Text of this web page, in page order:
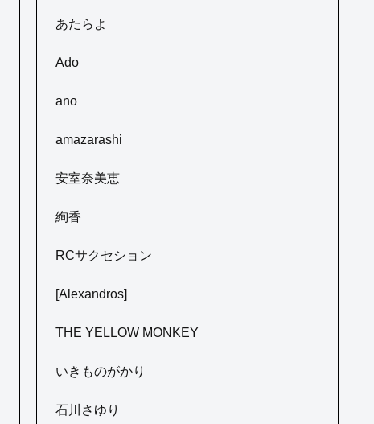
あたらよ
Ado
ano
amazarashi
安室奈美恵
絢香
RCサクセション
[Alexandros]
THE YELLOW MONKEY
いきものがかり
石川さゆり